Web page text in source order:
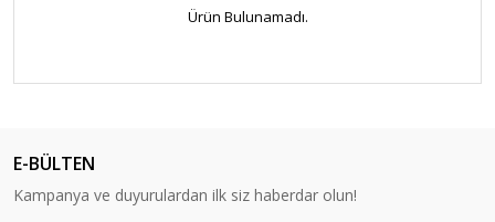
Ürün Bulunamadı.
E-BÜLTEN
Kampanya ve duyurulardan ilk siz haberdar olun!